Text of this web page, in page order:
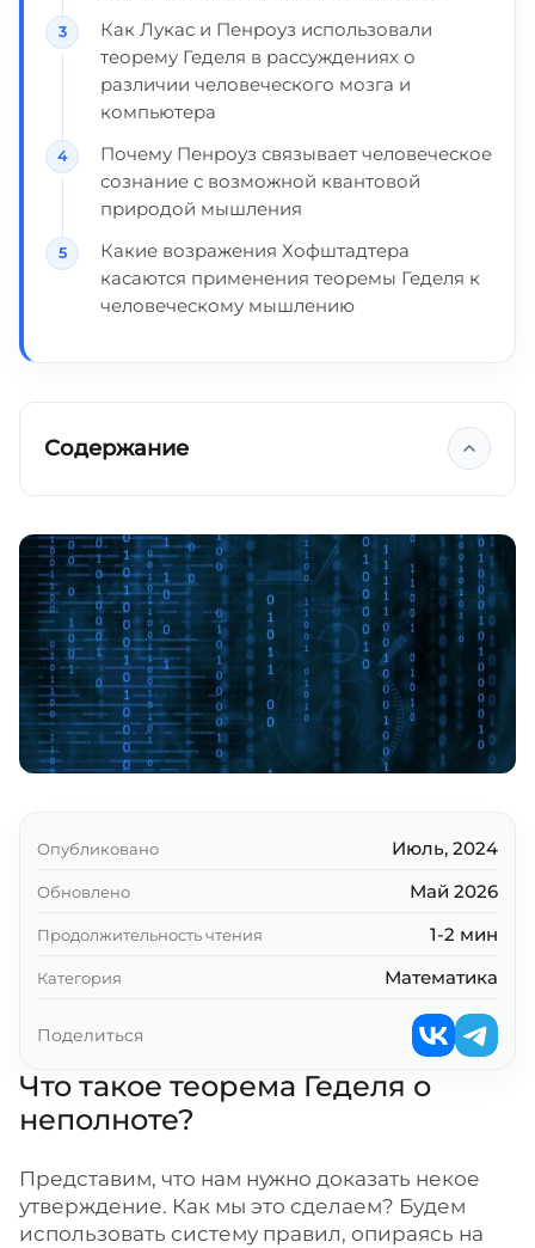
Как Лукас и Пенроуз использовали
теорему Геделя в рассуждениях о
различии человеческого мозга и
компьютера
Почему Пенроуз связывает человеческое
сознание с возможной квантовой
природой мышления
Какие возражения Хофштадтера
касаются применения теоремы Геделя к
человеческому мышлению
Содержание
Вклад Роджера Пенроуза
Ключевые выводы
Что такое теорема Геделя о
неполноте?
Представим, что нам нужно доказать некое
утверждение. Как мы это сделаем? Будем
использовать систему правил, опираясь на
Опубликовано Июль, 2024
Обновлено Май 2026
Продолжительность чтения 1-2 мин
Категория Математика
Поделиться